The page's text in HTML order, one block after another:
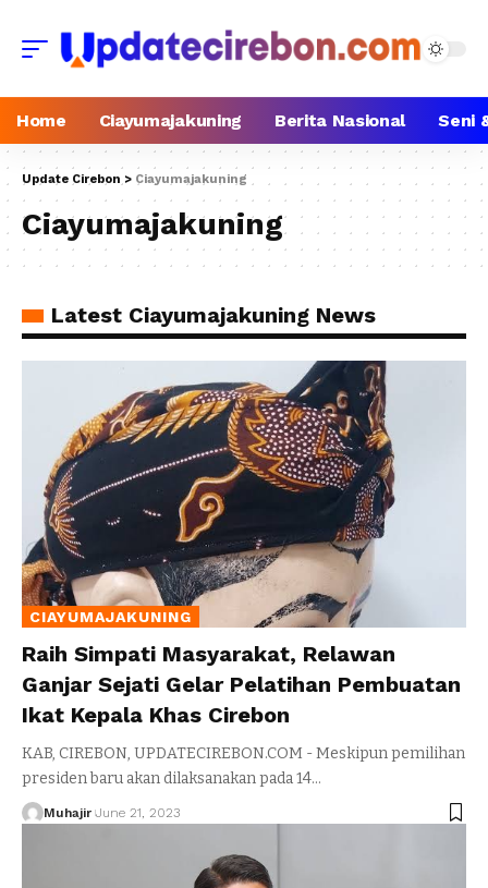
Home Ciayumajakuning Berita Nasional Seni
Update Cirebon > Ciayumajakuning
Ciayumajakuning
Latest Ciayumajakuning News
CIAYUMAJAKUNING
Raih Simpati Masyarakat, Relawan
Ganjar Sejati Gelar Pelatihan Pembuatan
Ikat Kepala Khas Cirebon
KAB, CIREBON, UPDATECIREBON.COM - Meskipun pemilihan
presiden baru akan dilaksanakan pada 14…
Muhajir June 21, 2023